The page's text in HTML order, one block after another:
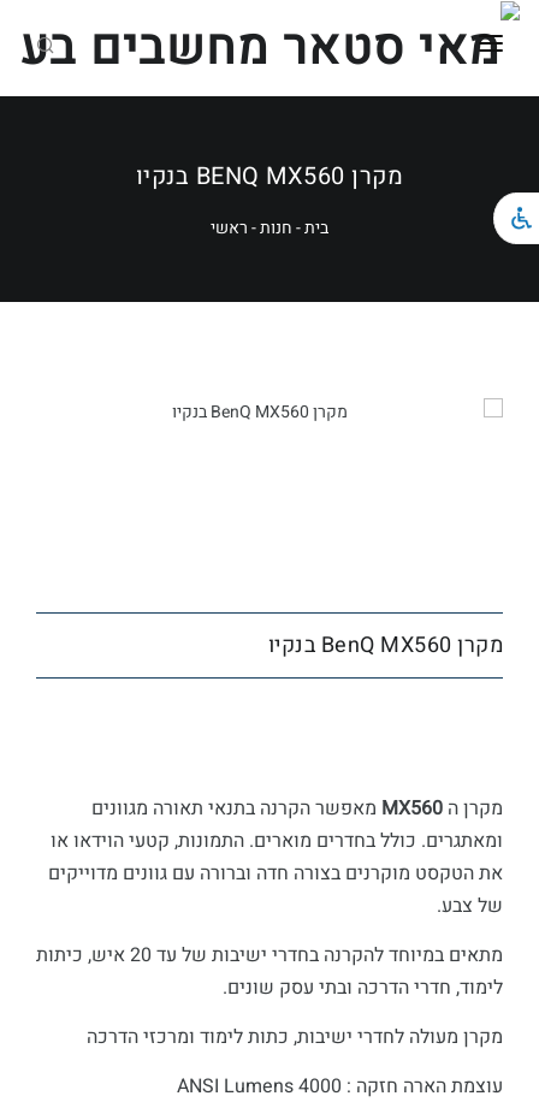
ראשי
מחשבים ניידים
מקרן BENQ MX560 בנקיו
בית-חנות-ראשי
מקרן BenQ MX560 בנקיו
מקרן ה MX560 מאפשר הקרנה בתנאי תאורה מגוונים
ומאתגרים. כולל בחדרים מוארים. התמונות, קטעי הוידאו או
את הטקסט מוקרנים בצורה חדה וברורה עם גוונים מדוייקים
של צבע.
מתאים במיוחד להקרנה בחדרי ישיבות של עד 20 איש, כיתות
לימוד, חדרי הדרכה ובתי עסק שונים.
מקרן מעולה לחדרי ישיבות, כתות לימוד ומרכזי הדרכה
עוצמת הארה חזקה : ANSI Lumens 4000